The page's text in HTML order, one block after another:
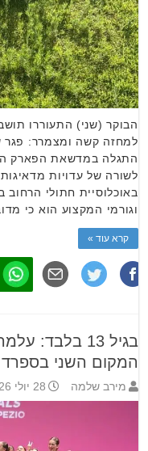
הבוקר (שני) התעוררו
למחזה קשה ומצמרר: פגר
התגלה במדשאת הפארק
לשורה של עדויות
באוכלוסיית חתולי
וגורמי המקצוע הוא כי
קרא עוד »
בגיל 13
המקום השני בספרד
מירב שלמה 28 יולי 2026 11:06